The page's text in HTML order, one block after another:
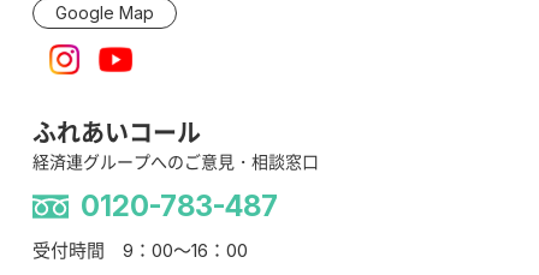
Google Map
ふれあいコール
経済連グループへのご意見・相談窓口
0120-783-487
受付時間 9：00～16：00